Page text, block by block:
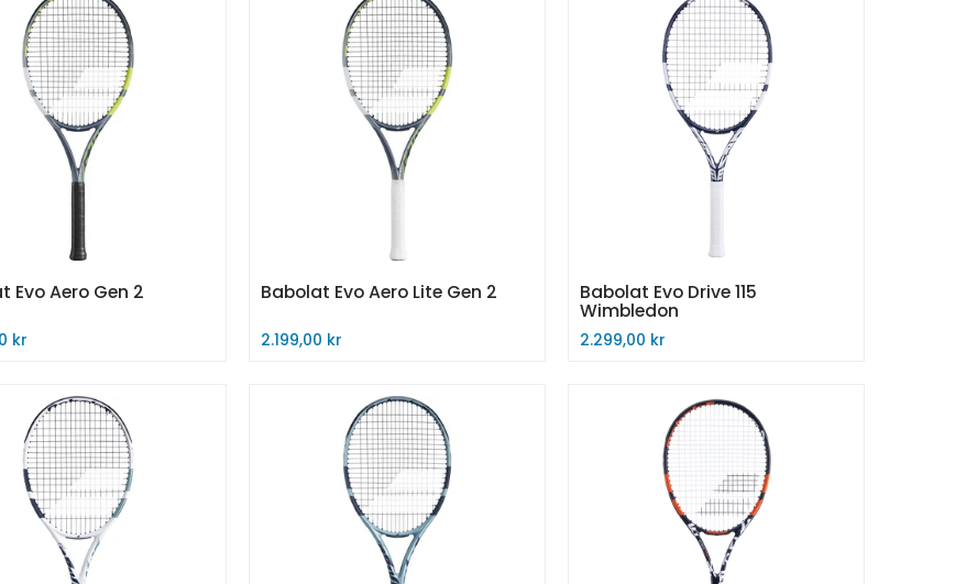
Evo Aero Gen 2
kr
Babolat Evo Aero Lite Gen 2
2.199,00 kr
Babolat Evo Drive 115
Wimbledon
2.299,00 kr